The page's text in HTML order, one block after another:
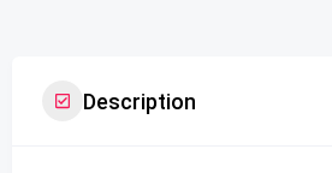
Description